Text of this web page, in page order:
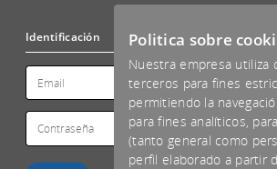
Identificación Politica sobre
Nuestra empresa utiliza
terceros para fines
permitiendo la
para fines analíticos,
(tanto general como
perfil elaborado a partir